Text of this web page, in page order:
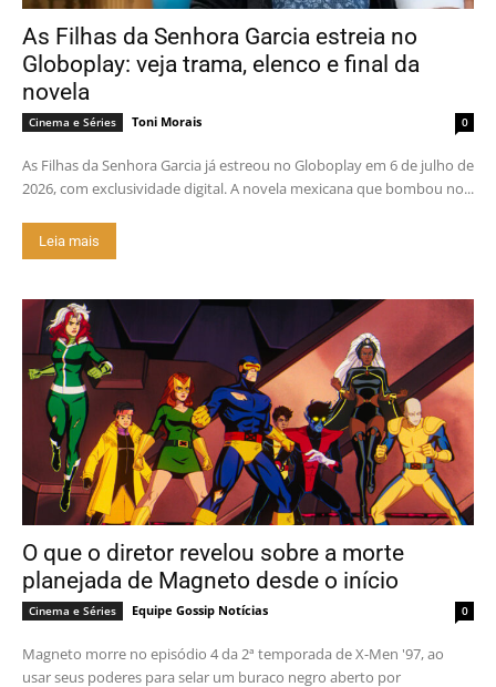
As Filhas da Senhora Garcia estreia no
Globoplay: veja trama, elenco e final da
novela
Cinema e Séries Toni Morais 0
As Filhas da Senhora Garcia já estreou no Globoplay em 6 de julho de
2026, com exclusividade digital. A novela mexicana que bombou no...
Leia mais
O que o diretor revelou sobre a morte
planejada de Magneto desde o início
Cinema e Séries Equipe Gossip Notícias 0
Magneto morre no episódio 4 da 2ª temporada de X-Men '97, ao
usar seus poderes para selar um buraco negro aberto por